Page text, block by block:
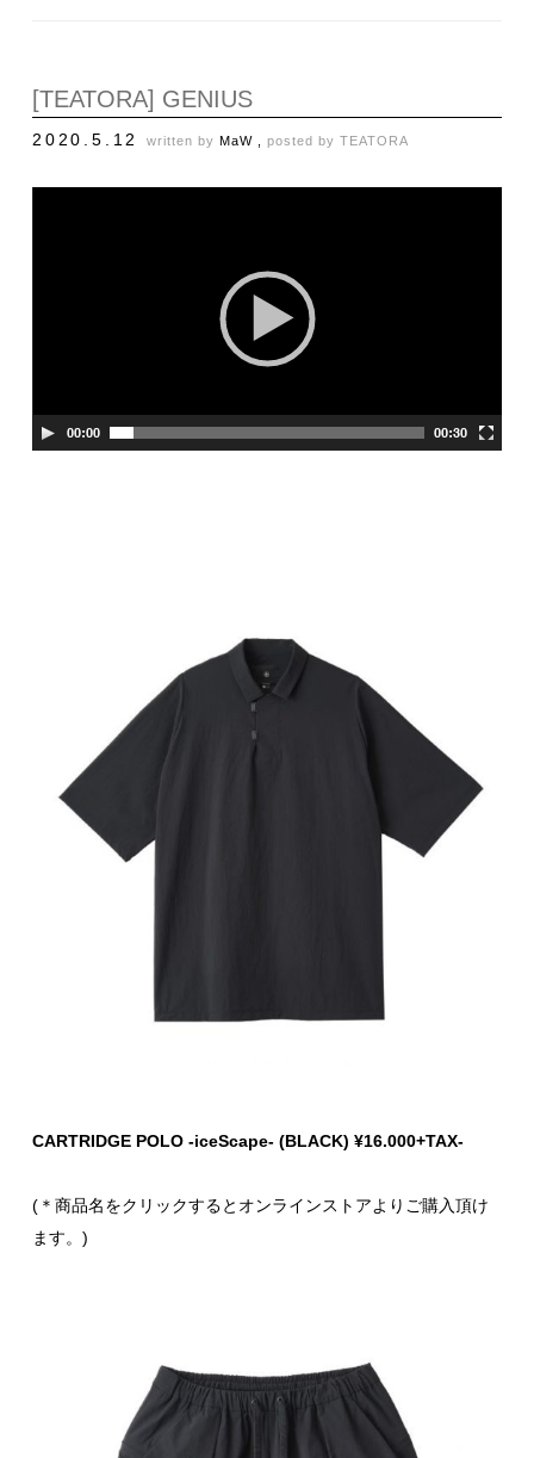
[TEATORA] GENIUS
2020.5.12 written by MaW , posted by TEATORA
00:00 00:30
CARTRIDGE POLO -iceScape- (BLACK) ¥16.000+TAX-
(＊商品名をクリックするとオンラインストアよりご購入頂け
ます。)